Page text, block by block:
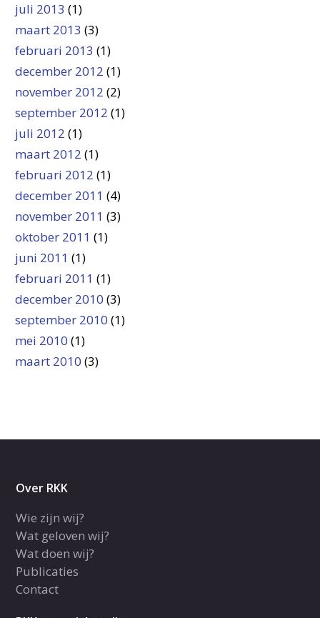
juli 2013 (1)
maart 2013 (3)
februari 2013 (1)
december 2012 (1)
november 2012 (2)
september 2012 (1)
juli 2012 (1)
maart 2012 (1)
februari 2012 (1)
december 2011 (4)
november 2011 (3)
oktober 2011 (1)
juni 2011 (1)
februari 2011 (1)
december 2010 (3)
september 2010 (1)
mei 2010 (1)
maart 2010 (3)
Over RKK
Wie zijn wij?
Wat geloven wij?
Wat doen wij?
Publicaties
Contact